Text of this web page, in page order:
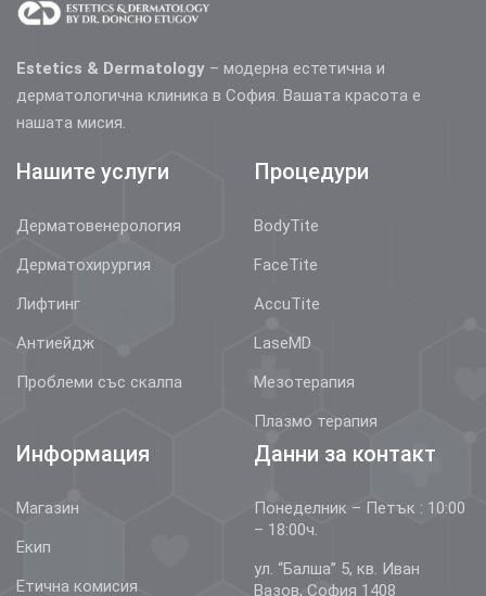
Estetics & Dermatology – модерна естетична и
дерматологична клиника в София. Вашата красота е
нашата мисия.
Нашите услуги
Дерматовенерология
Дерматохирургия
Лифтинг
Антиейдж
Проблеми със скалпа
Процедури
BodyTite
FaceTite
AccuTite
LaseMD
Мезотерапия
Плазмо терапия
Информация
Магазин
Екип
Етична комисия
Данни за контакт
Понеделник – Петък : 10:00
– 18:00ч.
ул. “Балша” 5, кв. Иван
Вазов, София 1408